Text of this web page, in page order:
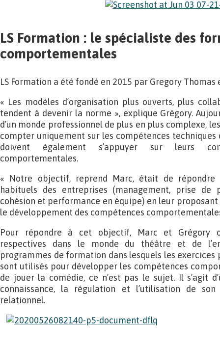
LS Formation : le spécialiste des
comportementales
LS Formation a été fondé en 2015 par Gregory Thomas
« Les modèles d’organisation plus ouverts, plus
tendent à devenir la norme », explique Grégory.
d’un monde professionnel de plus en plus complexe,
compter uniquement sur les compétences techniques
doivent également s’appuyer sur leurs
comportementales.
« Notre objectif, reprend Marc, était de répondre
habituels des entreprises (management, prise de
cohésion et performance en équipe) en leur
le développement des compétences
Pour répondre à cet objectif, Marc et Grégory
respectives dans le monde du théâtre et de
programmes de formation dans lesquels les
sont utilisés pour développer les compétences
de jouer la comédie, ce n’est pas le sujet. Il s’agit
connaissance, la régulation et l’utilisation de
relationnel.